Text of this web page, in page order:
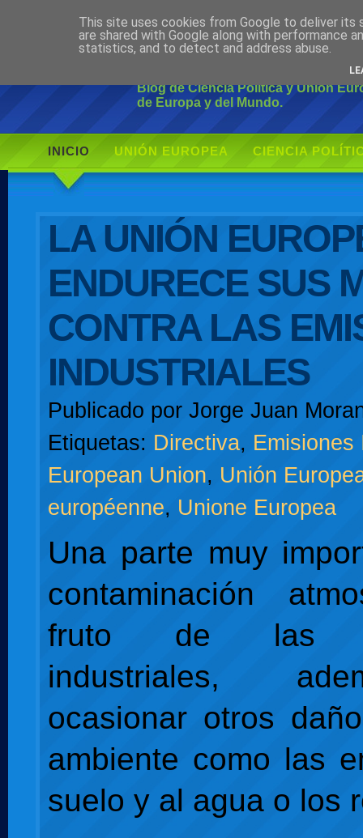
Ciudadano
Blog de Ciencia Política y Unión
de Europa y del Mundo.
INICIO UNIÓN EUROPEA CIENCIA
LA UNIÓN
ENDURECE SUS
CONTRA LAS
INDUSTRIALES
Publicado por Jorge Juan
Etiquetas: Directiva, Emisiones
European Union, Unión
européenne, Unione Europea
Una parte muy
contaminación
fruto de las
industriales,
ocasionar otros
ambiente como las
suelo y al agua o los
This site uses cookies from Google to deliver its
are shared with Google along with performance
statistics, and to detect and address abuse.